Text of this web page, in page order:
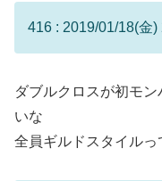
416 : 2019/01/18(金
ダブルクロスが初モ
いな
全員ギルドスタイルっ